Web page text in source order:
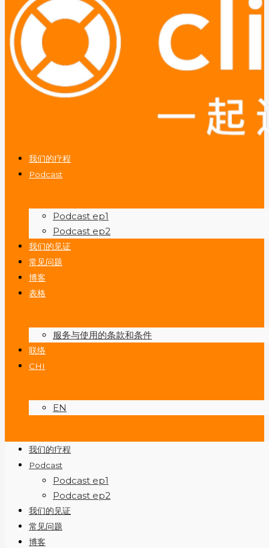
我们的疗程
Podcast
Podcast ep1
Podcast ep2
我们的见证
常见问题
博客
表格
服务与使用的条款和条件
联络
CHI
EN
我们的疗程
Podcast
Podcast ep1
Podcast ep2
我们的见证
常见问题
博客